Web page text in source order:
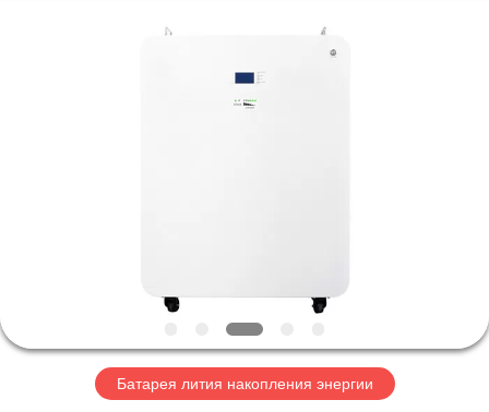
ПУТЕШЕСТВИЕ
ФАБРИКИБатарея лития накопления энергии